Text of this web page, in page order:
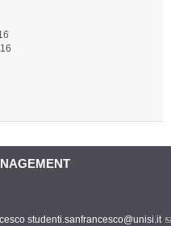
studenti.sanfrancesco@unisi.it